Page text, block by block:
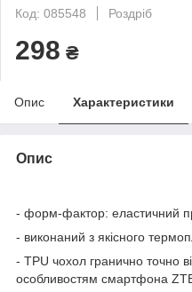
Код: 085548
Роздріб
298 ₴
Опис Характеристики
Опис
- форм-фактор: еластичний
- виконаний з якісного
- TPU чохол гранично точно
особливостям смартфона